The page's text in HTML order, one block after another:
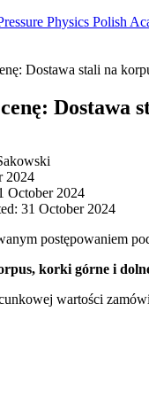
Dostawa stali na
Dostawa
2024
October 2024
31 October 2024
postępowaniem
korki górne i
wartości